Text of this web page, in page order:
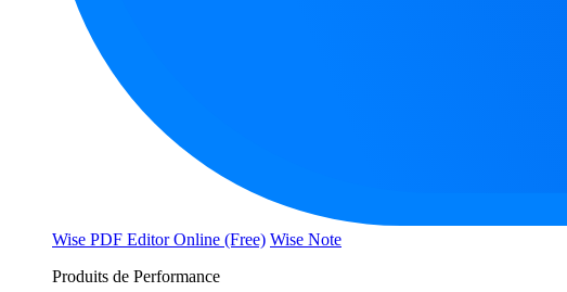
Wise PDF Editor Online (Free) Wise Note
Produits de Performance